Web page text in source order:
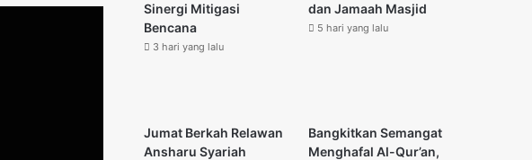
Sinergi Mitigasi
Bencana
3 hari yang lalu
dan Jamaah Masjid
5 hari yang lalu
Jumat Berkah Relawan
Ansharu Syariah
Bangkitkan Semangat
Menghafal Al-Qur’an,